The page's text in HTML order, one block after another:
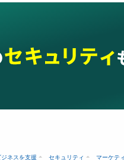
ジネスを支援 セキュリティ マーケテ